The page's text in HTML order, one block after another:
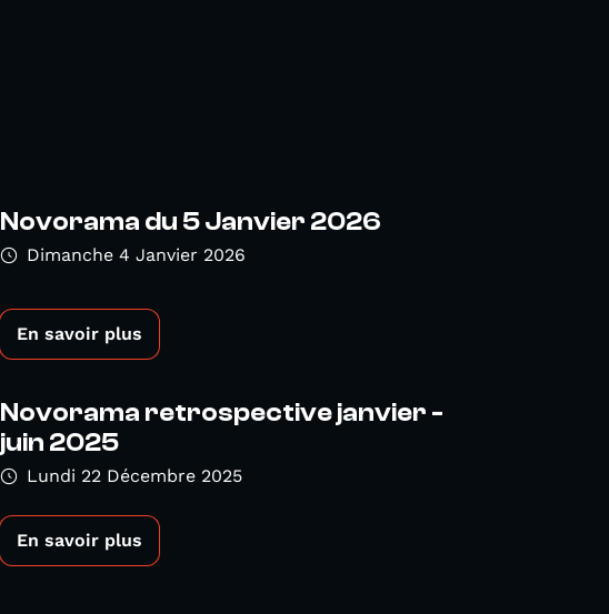
Novorama du 5 Janvier 2026
Dimanche 4 Janvier 2026
En savoir plus
Novorama retrospective janvier -
juin 2025
Lundi 22 Décembre 2025
En savoir plus